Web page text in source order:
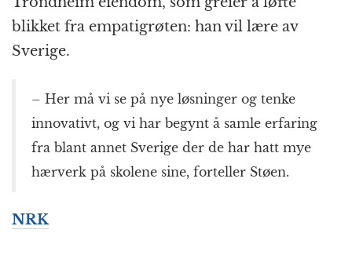
blikket fra empatigrøten: han vil lære av
Sverige.
– Her må vi se på nye løsninger og tenke
innovativt, og vi har begynt å samle erfaring
fra blant annet Sverige der de har hatt mye
hærverk på skolene sine, forteller Støen.
NRK